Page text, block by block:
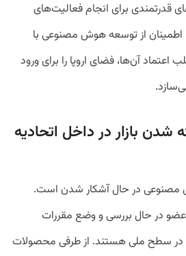
قدرتمندی برای انجام فعالیت‌های
از توسعه هوش مصنوعی با
آن‌ها، فضای اروپا را برای ورود
شدن بازار در داخل اتحادیه
در حال آشکار شدن است.
عضو در حال بررسی و وضع مقررات
سطح ملی هستند. از طرفی محصولات